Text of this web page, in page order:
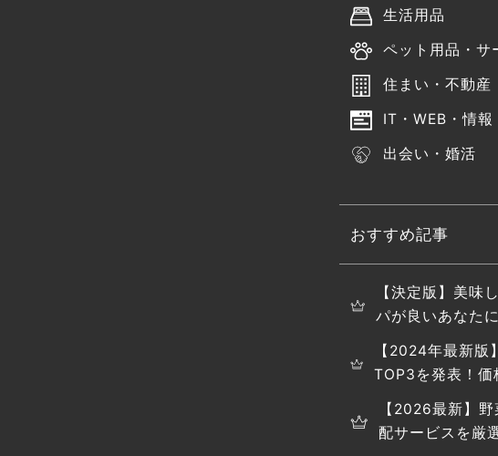
生活用品
ペット用品・サ
住まい・不動産
IT・WEB・情報
出会い・婚活
おすすめ記事
【決定版】美味
パが良いあなた
【2024年最新
TOP3を発表！価
【2026最新】
配サービスを厳